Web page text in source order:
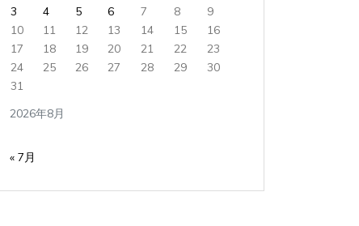
オフィスソフトを最近は全く触っていない。 W...
すべて読む
2026年8月
3
4 5 6 7 8
9
10
11 12 13 14 15
16
17
18 19 20 21 22
23
24
25 26 27 28 29
30
31
« 7月